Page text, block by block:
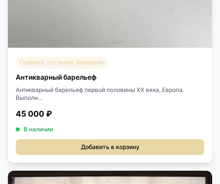
Графика: эстампы, акварели
Антикварный барельеф
Антикварный барельеф первой половины XX века, Европа.
Выполн...
45 000 ₽
В наличии
Добавить в корзину